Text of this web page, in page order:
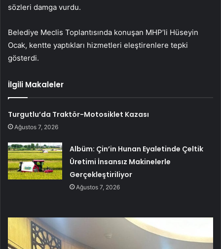
sözleri damga vurdu.
Belediye Meclis Toplantısında konuşan MHP’li Hüseyin
Ocak, kentte yaptıkları hizmetleri eleştirenlere tepki
gösterdi.
İlgili Makaleler
Turgutlu’da Traktör-Motosiklet Kazası
Ağustos 7, 2026
Albüm: Çin’in Hunan Eyaletinde Çeltik
Üretimi İnsansız Makinelerle
Gerçekleştiriliyor
Ağustos 7, 2026